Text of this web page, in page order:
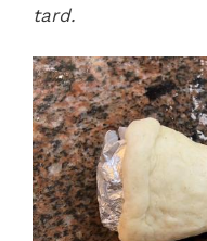
tard.